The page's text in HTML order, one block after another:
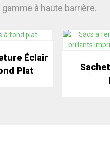
à haute barrière.
Éclair
Plat